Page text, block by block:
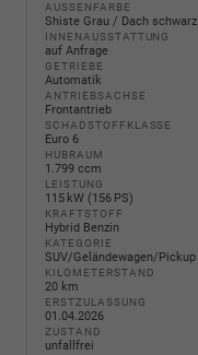
AUSSENFARBE
Shiste Grau / Dach schwarz
INNENAUSSTATTUNG
auf Anfrage
GETRIEBE
Automatik
ANTRIEBSACHSE
Frontantrieb
SCHADSTOFFKLASSE
Euro 6
HUBRAUM
1.799 ccm
LEISTUNG
115 kW (156 PS)
KRAFTSTOFF
Hybrid Benzin
KATEGORIE
SUV/Geländewagen/Pickup
KILOMETERSTAND
20 km
ERSTZULASSUNG
01.04.2026
ZUSTAND
unfallfrei